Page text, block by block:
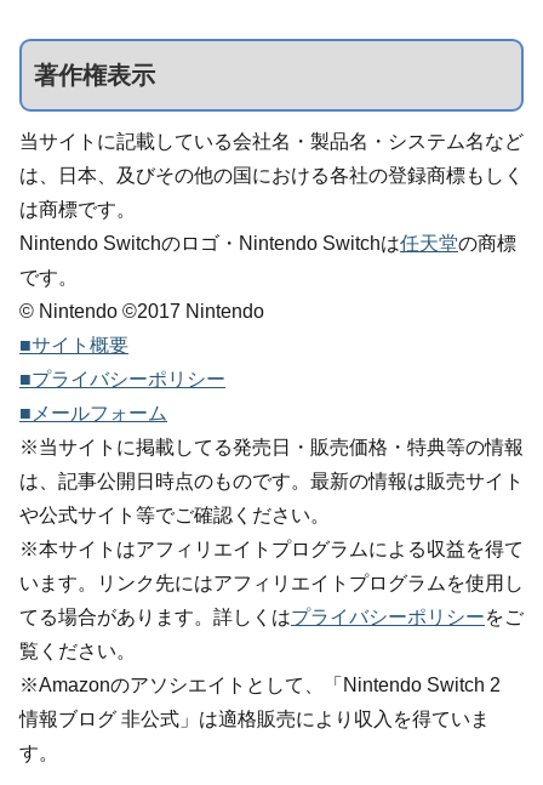
著作権表示
当サイトに記載している会社名・製品名・システム名など
は、日本、及びその他の国における各社の登録商標もしく
は商標です。
Nintendo Switchのロゴ・Nintendo Switchは任天堂の商標
です。
© Nintendo ©2017 Nintendo
■サイト概要
■プライバシーポリシー
■メールフォーム
※当サイトに掲載してる発売日・販売価格・特典等の情報
は、記事公開日時点のものです。最新の情報は販売サイト
や公式サイト等でご確認ください。
※本サイトはアフィリエイトプログラムによる収益を得て
います。リンク先にはアフィリエイトプログラムを使用し
てる場合があります。詳しくはプライバシーポリシーをご
覧ください。
※Amazonのアソシエイトとして、「Nintendo Switch 2
情報ブログ 非公式」は適格販売により収入を得ていま
す。